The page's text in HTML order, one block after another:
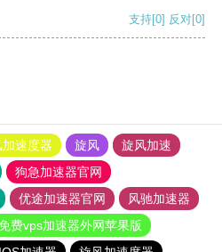
支持[0] 反对[0]
速度器 旋风
旋风加速
狗急加速器官网
优途加速器官网
风驰加速器
费vps加速器外网苹果版